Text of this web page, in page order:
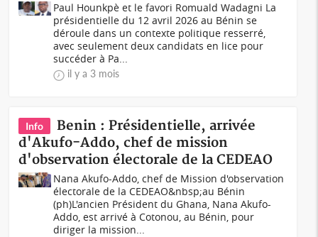
Paul Hounkpè et le favori Romuald Wadagni La
présidentielle du 12 avril 2026 au Bénin se
déroule dans un contexte politique resserré,
avec seulement deux candidats en lice pour
succéder à Pa...
il y a 3 mois
Info
Benin : Présidentielle, arrivée
d'Akufo-Addo, chef de mission
d'observation électorale de la CEDEAO
Nana Akufo-Addo, chef de Mission d'observation
électorale de la CEDEAO&nbsp;au Bénin
(ph)L'ancien Président du Ghana, Nana Akufo-
Addo, est arrivé à Cotonou, au Bénin, pour
diriger la mission...